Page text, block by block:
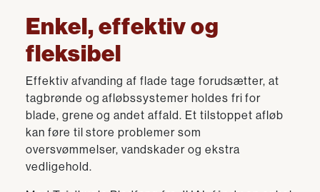
Enkel, effektiv og
fleksibel
Effektiv afvanding af flade tage forudsætter, at
tagbrønde og afløbssystemer holdes fri for
blade, grene og andet affald. Et tilstoppet afløb
kan føre til store problemer som
oversvømmelser, vandskader og ekstra
vedligehold.